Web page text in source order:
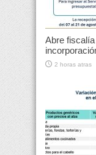
Abre
2 horas atras